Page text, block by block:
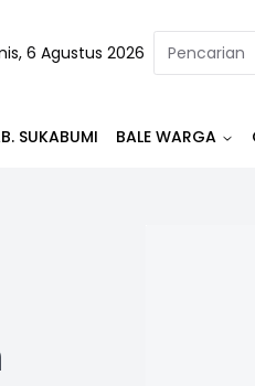
6 Agustus 2026
SUKABUMI BALE WARGA